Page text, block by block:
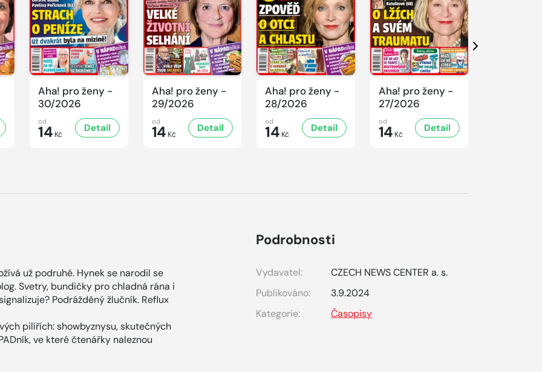
Aha! pro ženy -
30/2026
od
14 Kč
Detail
Aha! pro ženy -
29/2026
od
14 Kč
Detail
Aha! pro ženy -
28/2026
od
14 Kč
Detail
Aha! pro ženy -
27/2026
od
14 Kč
Detail
Další
už podruhé. Hynek se narodil se
Svetry, bundičky pro chladná rána i
Podrážděný žlučník. Reflux
pilířích: showbyznysu, skutečných
ve které čtenářky naleznou
Podrobnosti
Vydavatel:
CZECH NEWS CENTER a. s.
Publikováno:
3.9.2024
Kategorie:
Časopisy